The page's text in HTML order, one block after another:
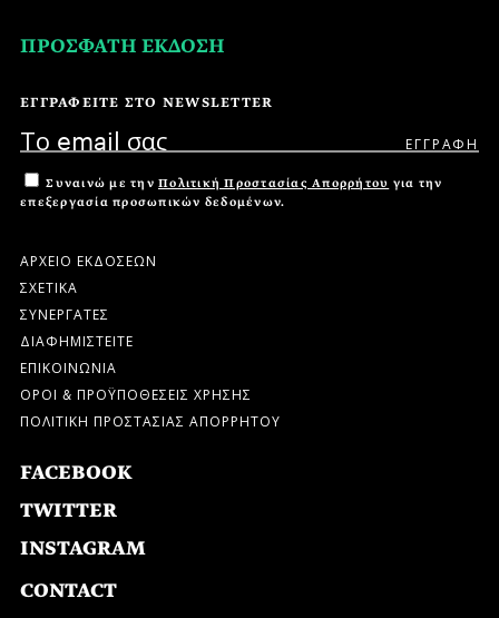
ΠΡΟΣΦΑΤΗ ΕΚΔΟΣΗ
ΕΓΓΡΑΦΕΙΤΕ ΣΤΟ NEWSLETTER
Συναινώ με την Πολιτική Προστασίας Απορρήτου για την
επεξεργασία προσωπικών δεδομένων.
ΑΡΧΕΙΟ ΕΚΔΟΣΕΩΝ
ΣΧΕΤΙΚΑ
ΣΥΝΕΡΓΑΤΕΣ
ΔΙΑΦΗΜΙΣΤΕΙΤΕ
ΕΠΙΚΟΙΝΩΝΙΑ
ΟΡΟΙ & ΠΡΟΫΠΟΘΕΣΕΙΣ ΧΡΗΣΗΣ
ΠΟΛΙΤΙΚΗ ΠΡΟΣΤΑΣΙΑΣ ΑΠΟΡΡΗΤΟΥ
FACEBOOK
TWITTER
INSTAGRAM
CONTACT